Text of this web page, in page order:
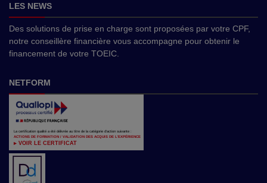
LES NEWS
Des solutions de prise en charge sont proposées par votre CPF,
notre conseillère financière vous accompagne pour obtenir le
financement de votre TOEIC.
NETFORM
La certification qualité a été délivrée au titre de la catégorie d'action suivante :
ACTIONS DE FORMATION / VALIDATION DES ACQUIS DE L'EXPÉRIENCE
▸ VOIR LE CERTIFICAT